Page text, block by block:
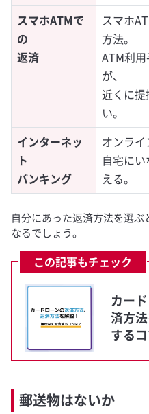
スマホATMで
の
返済
スマホ
方法。
ATM利
が、
近くに提
い。
インターネッ
ト
バンキング
オンライ
自宅に
える。
自分にあった返済方法を選
なるでしょう。
この記事もチェック
カー
済方
する
郵送物はないか